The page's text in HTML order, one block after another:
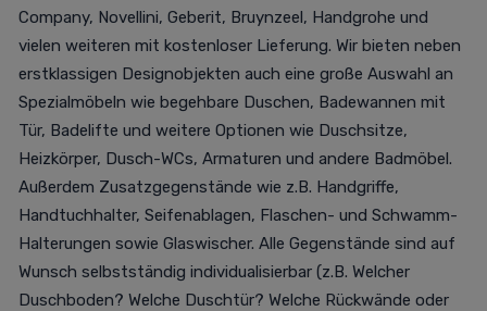
Company, Novellini, Geberit, Bruynzeel, Handgrohe und
vielen weiteren mit kostenloser Lieferung. Wir bieten neben
erstklassigen Designobjekten auch eine große Auswahl an
Spezialmöbeln wie begehbare Duschen, Badewannen mit
Tür, Badelifte und weitere Optionen wie Duschsitze,
Heizkörper, Dusch-WCs, Armaturen und andere Badmöbel.
Außerdem Zusatzgegenstände wie z.B. Handgriffe,
Handtuchhalter, Seifenablagen, Flaschen- und Schwamm-
Halterungen sowie Glaswischer. Alle Gegenstände sind auf
Wunsch selbstständig individualisierbar (z.B. Welcher
Duschboden? Welche Duschtür? Welche Rückwände oder